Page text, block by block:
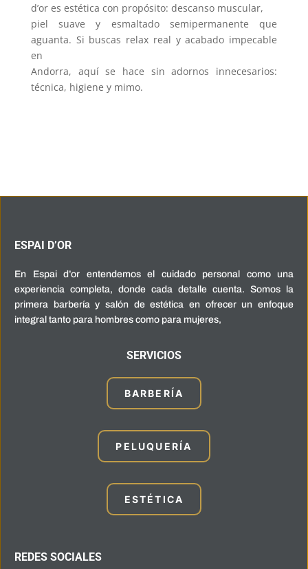
d’or es estética con propósito: descanso muscular,
piel suave y esmaltado semipermanente que
aguanta. Si buscas relax real y acabado impecable
en
Andorra, aquí se hace sin adornos innecesarios:
técnica, higiene y mimo.
ESPAI D’OR
En Espai d’or entendemos el cuidado personal como una
experiencia completa, donde cada detalle cuenta. Somos la
primera barbería y salón de estética en ofrecer un enfoque
integral tanto para hombres como para mujeres,
SERVICIOS
BARBERÍA
PELUQUERÍA
ESTÉTICA
REDES SOCIALES